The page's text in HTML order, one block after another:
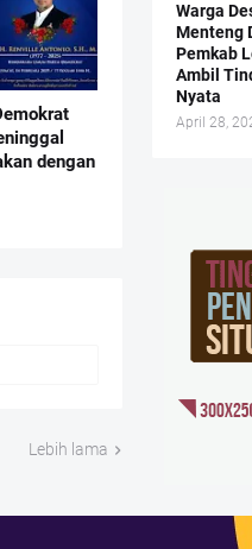
dengan
Lebih lama
Warga
Menteng
Pemkab
Ambil
Nyata
April 28,